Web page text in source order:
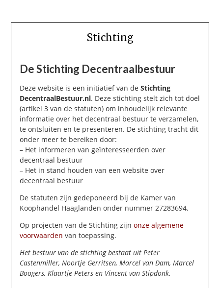
Stichting
De Stichting Decentraalbestuur
Deze website is een initiatief van de Stichting
DecentraalBestuur.nl. Deze stichting stelt zich tot doel
(artikel 3 van de statuten) om inhoudelijk relevante
informatie over het decentraal bestuur te verzamelen,
te ontsluiten en te presenteren. De stichting tracht dit
onder meer te bereiken door:
– Het informeren van geïnteresseerden over
decentraal bestuur
– Het in stand houden van een website over
decentraal bestuur
De statuten zijn gedeponeerd bij de Kamer van
Koophandel Haaglanden onder nummer 27283694.
Op projecten van de Stichting zijn onze algemene
voorwaarden van toepassing.
Het bestuur van de stichting bestaat uit Peter
Castenmiller, Noortje Gerritsen, Marcel van Dam, Marcel
Boogers, Klaartje Peters en Vincent van Stipdonk.